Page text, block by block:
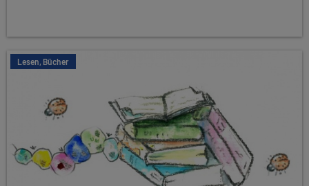
Lesen, Bücher